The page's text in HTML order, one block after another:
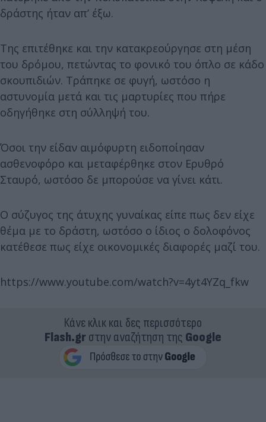
δράστης ήταν απ’ έξω.
Της επιτέθηκε και την κατακρεούργησε στη μέση
του δρόμου, πετώντας το φονικό του όπλο σε κάδο
σκουπιδιών. Τράπηκε σε φυγή, ωστόσο η
αστυνομία μετά και τις μαρτυρίες που πήρε
οδηγήθηκε στη σύλληψή του.
Όσοι την είδαν αιμόφυρτη ειδοποίησαν
ασθενοφόρο και μεταφέρθηκε στον Ερυθρό
Σταυρό, ωστόσο δε μπορούσε να γίνει κάτι.
Ο σύζυγος της άτυχης γυναίκας είπε πως δεν είχε
θέμα με το δράστη, ωστόσο ο ίδιος ο δολοφόνος
κατέθεσε πως είχε οικονομικές διαφορές μαζί του.
https://www.youtube.com/watch?v=4yt4YZq_fkw
Κάνε κλικ και δες περισσότερο
Flash.grστην αναζήτηση της Google